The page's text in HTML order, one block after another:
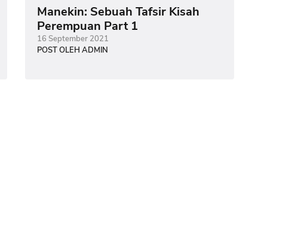
Manekin: Sebuah Tafsir Kisah
Perempuan Part 1
16 September 2021
POST OLEH ADMIN